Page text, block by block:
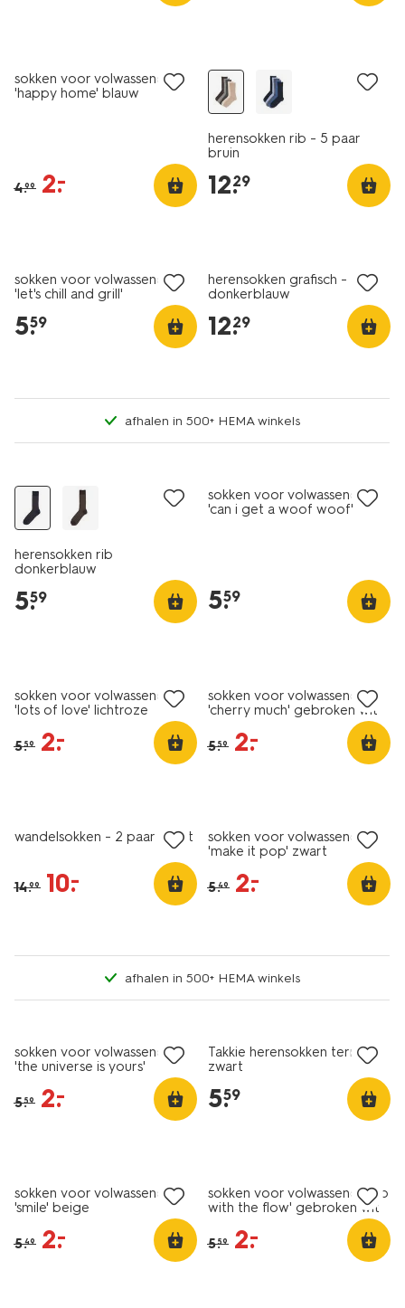
sokken voor volwassenen
'happy home' blauw
4.99 2.
–
herensokken rib - 5 paar
bruin
12.
29
sokken voor volwassenen
'let's chill and grill'
5.
59
herensokken grafisch - 5 p
donkerblauw
12.
29
afhalen in 500+ HEMA winkels
herensokken rib
donkerblauw
5.
59
sokken voor volwassenen
'can i get a woof woof'
5.
59
sokken voor volwassenen
'lots of love' lichtroze
5.59 2.
–
sokken voor volwassenen
'cherry much' gebroken wit
5.59 2.
–
wandelsokken - 2 paar zwart
14.99 10.
–
sokken voor volwassenen
'make it pop' zwart
5.49 2.
–
afhalen in 500+ HEMA winkels
sokken voor volwassenen
'the universe is yours'
5.59 2.
–
Takkie herensokken terry
zwart
5.
59
sokken voor volwassenen
'smile' beige
5.49 2.
–
sokken voor volwassenen 'go
with the flow' gebroken wit
5.59 2.
–